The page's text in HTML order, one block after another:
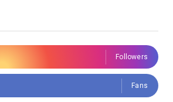
Followers
Fans